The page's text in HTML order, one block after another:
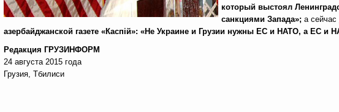
который выстоял
санкциями Запада»; а сейчас
азербайджанской газете «Каспiй»: «Не Украине и Грузии нужны ЕС и НАТО, а ЕС и
Редакция ГРУЗИНФОРМ
24 августа 2015 года
Грузия, Тбилиси